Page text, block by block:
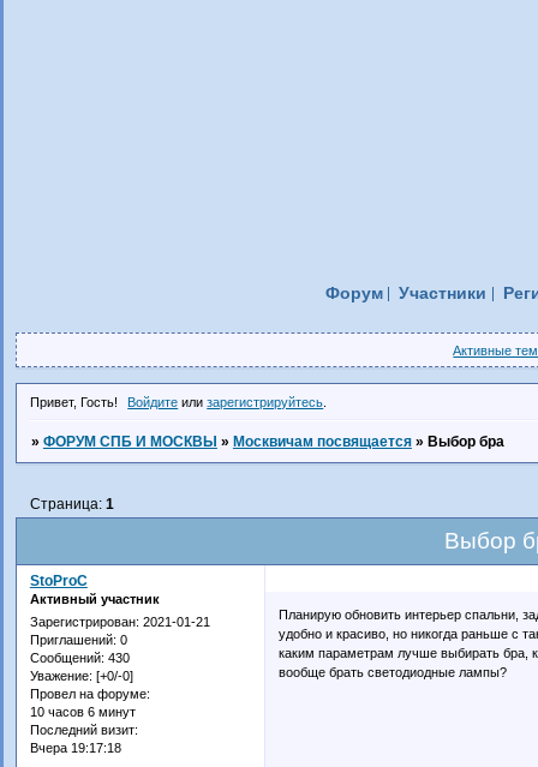
Форум Участники
Активные
Привет, Гость! Войдите илизарегистрируйтесь
» ФОРУМ СПБ И МОСКВЫ » Москвичам посвящается » Выбор бра
Выбор
Страница: 1
StoProC
Активный участник
Зарегистрирован: 2021-01-21
Приглашений: 0
Сообщений: 430
Уважение: [+0/-0]
Провел на форуме:
10 часов 6 минут
Последний визит:
Вчера 19:17:18
Планирую обновить интерьер спальни,
удобно и красиво, но никогда раньше с
каким параметрам лучше выбирать бра,
вообще брать светодиодные лампы?